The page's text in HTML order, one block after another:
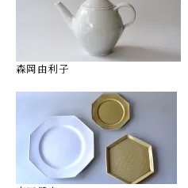
森岡由利子